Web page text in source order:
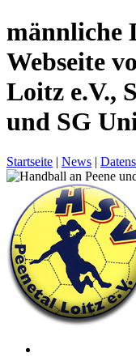
männliche
Webseite
Loitz e.V.,
und SG
Startseite | News |